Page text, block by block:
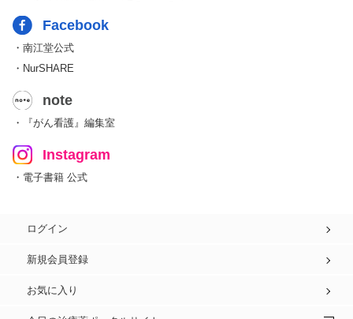
Facebook
・南江堂公式
・NurSHARE
note
・『がん看護』編集室
Instagram
・電子書籍 公式
ログイン
新規会員登録
お気に入り